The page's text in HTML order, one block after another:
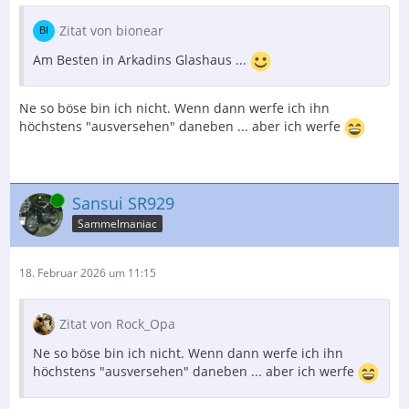
Zitat von bionear
Am Besten in Arkadins Glashaus ...
Ne so böse bin ich nicht. Wenn dann werfe ich ihn
höchstens "ausversehen" daneben ... aber ich werfe
Online Sansui SR929
Sammelmaniac
18. Februar 2026 um 11:15
Zitat von Rock_Opa
Ne so böse bin ich nicht. Wenn dann werfe ich ihn
höchstens "ausversehen" daneben ... aber ich werfe